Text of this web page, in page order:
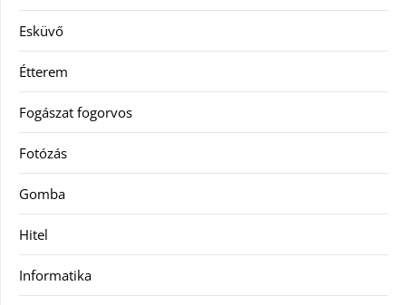
Esküvő
Étterem
Fogászat fogorvos
Fotózás
Gomba
Hitel
Informatika